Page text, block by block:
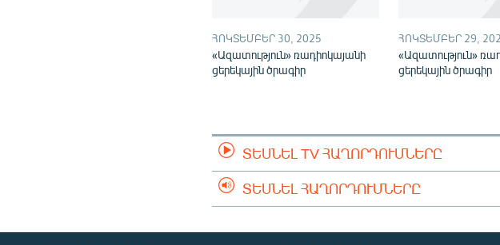
ՀՈԿՏԵՄԲԵՐ 30, 2025
«Ազատություն» ռադիոկայանի
ցերեկային ծրագիր
ՀՈԿՏԵՄԲԵՐ 29,
«Ազատություն»
ցերեկային ծրագիր
ՏԵՍՆԵԼ TV ՀԱՂՈՐԴՈՒՄՆԵՐԸ
ՏԵՍՆԵԼ ՀԱՂՈՐԴՈՒՄՆԵՐԸ